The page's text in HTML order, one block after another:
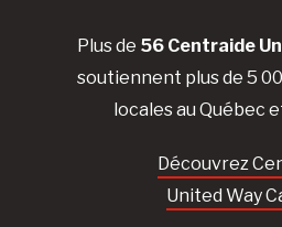
Plus de 56 Centraide
soutiennent plus de 5
locales au Québec
Découvrez
United Way